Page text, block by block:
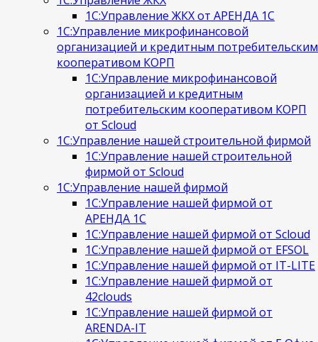
1С:Управление ЖКХ от АРЕНДА 1С
1С:Управление микрофинансовой
организацией и кредитным потребительским
кооперативом КОРП
1С:Управление микрофинансовой
организацией и кредитным
потребительским кооперативом КОРП
от Scloud
1С:Управление нашей строительной фирмой
1С:Управление нашей строительной
фирмой от Scloud
1С:Управление нашей фирмой
1С:Управление нашей фирмой от
АРЕНДА 1С
1С:Управление нашей фирмой от Scloud
1С:Управление нашей фирмой от EFSOL
1С:Управление нашей фирмой от IT-LITE
1С:Управление нашей фирмой от
42clouds
1С:Управление нашей фирмой от
ARENDA-IT